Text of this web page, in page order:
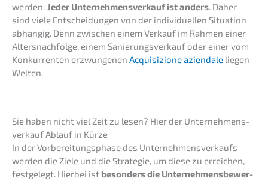
werden: Jeder Unter­nehmens­verkauf ist anders. Daher
sind viele Entschei­dun­gen von der indivi­du­el­len Situa­ti­on
abhän­gig. Denn zwischen einem Verkauf im Rahmen einer
Alters­nach­fol­ge, einem Sanie­rungs­ver­kauf oder einer vom
Konkur­ren­ten erzwun­ge­nen Acqui­si­zio­ne aziend­a­le liegen
Welten.
Sie haben nicht viel Zeit zu lesen? Hier der Unter­nehmens­
verkauf Ablauf in Kürze
In der Vorbe­rei­tungs­pha­se des Unter­neh­mens­ver­kaufs
werden die Ziele und die Strate­gie, um diese zu errei­chen,
festge­legt. Hierbei ist beson­ders die Unter­neh­mens­be­wer­